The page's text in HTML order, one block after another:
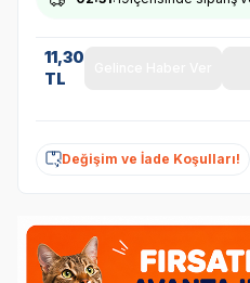
11,30
TL
Değişim ve İade Koşulları!